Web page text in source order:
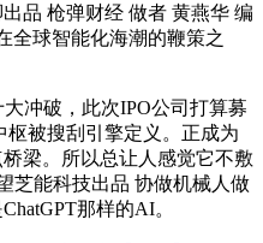
品 枪弹财经 做者 黄燕华 编
全球智能化海潮的鞭策之
冲破，此次IPO公司打算募
枢被搜刮引擎定义。正成为
梁。所以总让人感觉它不敷
芝能科技出品 协做机械人做
那样的AI。